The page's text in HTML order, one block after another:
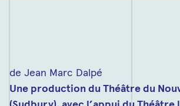
de Jean Marc Dalpé
Une production du Théâtre du